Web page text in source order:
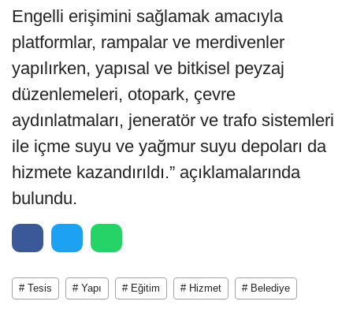
Engelli erişimini sağlamak amacıyla
platformlar, rampalar ve merdivenler
yapılırken, yapısal ve bitkisel peyzaj
düzenlemeleri, otopark, çevre
aydınlatmaları, jeneratör ve trafo sistemleri
ile içme suyu ve yağmur suyu depoları da
hizmete kazandırıldı.” açıklamalarında
bulundu.
# Tesis # Yapı # Eğitim # Hizmet # Belediye